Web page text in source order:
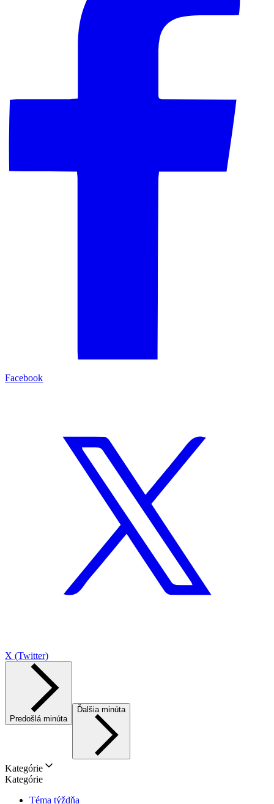
Facebook
X (Twitter)
Predošlá minúta
Ďalšia minúta
Kategórie
Kategórie
Téma týždňa